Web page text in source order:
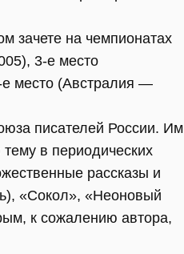
зачете на чемпионатах
3-е место
место (Австралия —
писателей России. Им
в периодических
рассказы и
«Сокол», «Неоновый
к сожалению автора,